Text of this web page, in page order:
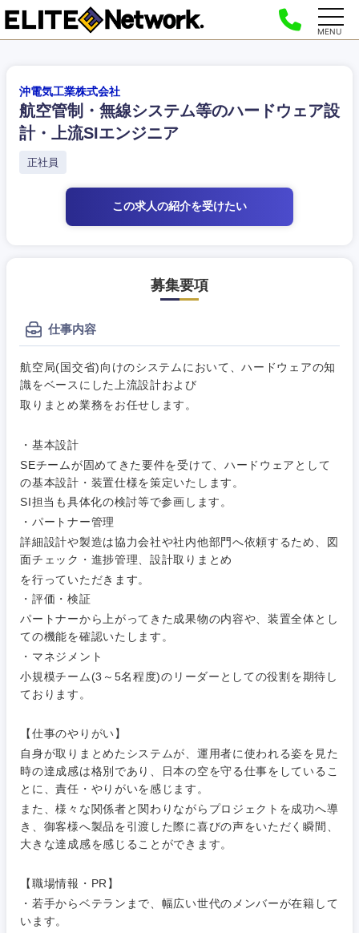
MENU
沖電気工業株式会社
航空管制・無線システム等のハードウェア設
計・上流SIエンジニア
正社員
この求人の紹介を受けたい
募集要項
仕事内容
航空局(国交省)向けのシステムにおいて、ハードウェアの知
識をベースにした上流設計および
取りまとめ業務をお任せします。
・基本設計
SEチームが固めてきた要件を受けて、ハードウェアとして
の基本設計・装置仕様を策定いたします。
SI担当も具体化の検討等で参画します。
・パートナー管理
詳細設計や製造は協力会社や社内他部門へ依頼するため、図
面チェック・進捗管理、設計取りまとめ
を行っていただきます。
・評価・検証
パートナーから上がってきた成果物の内容や、装置全体とし
ての機能を確認いたします。
・マネジメント
小規模チーム(3～5名程度)のリーダーとしての役割を期待し
ております。
【仕事のやりがい】
自身が取りまとめたシステムが、運用者に使われる姿を見た
時の達成感は格別であり、日本の空を守る仕事をしているこ
とに、責任・やりがいを感じます。
また、様々な関係者と関わりながらプロジェクトを成功へ導
き、御客様へ製品を引渡した際に喜びの声をいただく瞬間、
大きな達成感を感じることができます。
【職場情報・PR】
・若手からベテランまで、幅広い世代のメンバーが在籍して
います。
ご希望の職種を選択してください
経営企
画・事業
企画
経営ボー
管理
SCM
人事
マーケテ
ィング
営業
クリエイ
ティブ
すべての経営企画・事業企
画
事業管理
新規事業企画・立上げ
経営企画
政策渉外
ご希望の職種を選択してください
経営企画・事業企画
経営ボード
管理
SCM
人事
マーケティング
営業
サービス
クリエイティブ
コンサルタント
専門職
ご希望の業界を選択してください
商社・卸
エネルギー・資源・環境
自動車・機械・船舶
電気・電子・半導体
食品・化粧品・アパレル・消費財
メディカル・ヘルスケア・ライフサイエンス
建設・不動産
ご希望の勤務地を選択してください
北海道・東北地方
北海道
秋田県 岩手県
宮城県
ご希望条件を入力ください
希望年収
推奨年齢
40代
こだわり条件を入力ください
急募 第二新卒